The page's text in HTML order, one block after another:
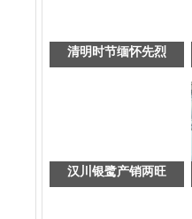
清明时节缅怀先烈
汉川银鹭产销两旺